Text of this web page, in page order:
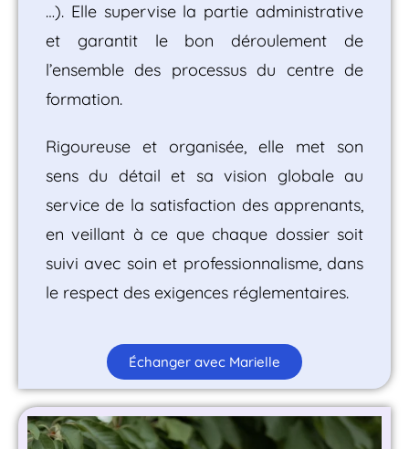
…). Elle supervise la partie administrative
et garantit le bon déroulement de
l’ensemble des processus du centre de
formation.
Rigoureuse et organisée, elle met son
sens du détail et sa vision globale au
service de la satisfaction des apprenants,
en veillant à ce que chaque dossier soit
suivi avec soin et professionnalisme, dans
le respect des exigences réglementaires.
Échanger avec Marielle